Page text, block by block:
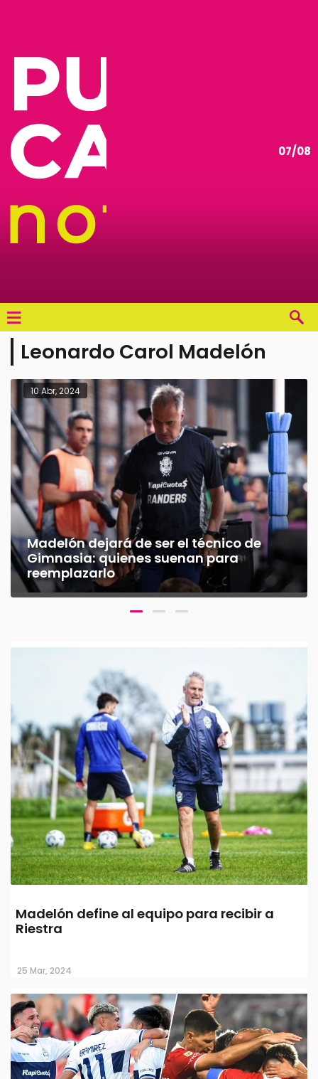
07/08
≡
Leonardo Carol Madelón
dejará de ser el técnico de
quienes suenan para
una
Madelón define al equipo para recibir a
Riestra
25 Mar, 2024